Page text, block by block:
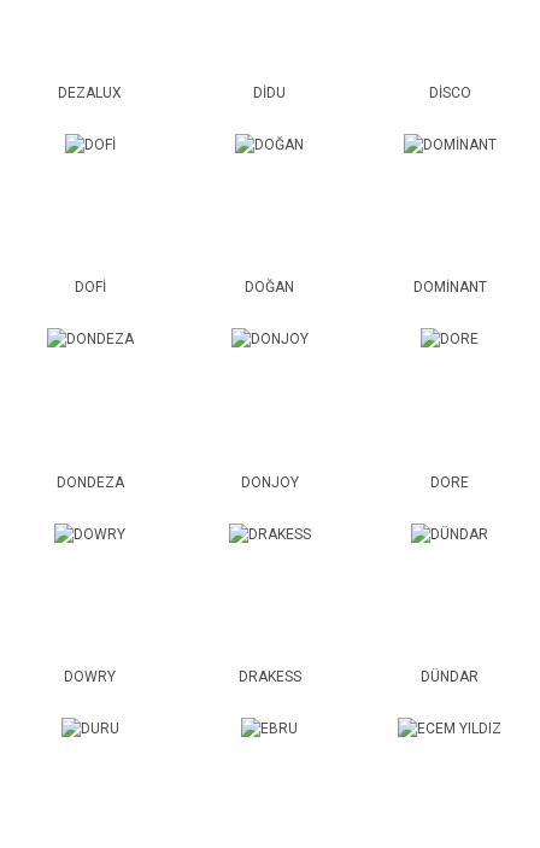
DEZALUX DİDU DİSCO
DOFİ DOĞAN DOMİNANT
DONDEZA DONJOY DORE
DOWRY DRAKESS DÜNDAR